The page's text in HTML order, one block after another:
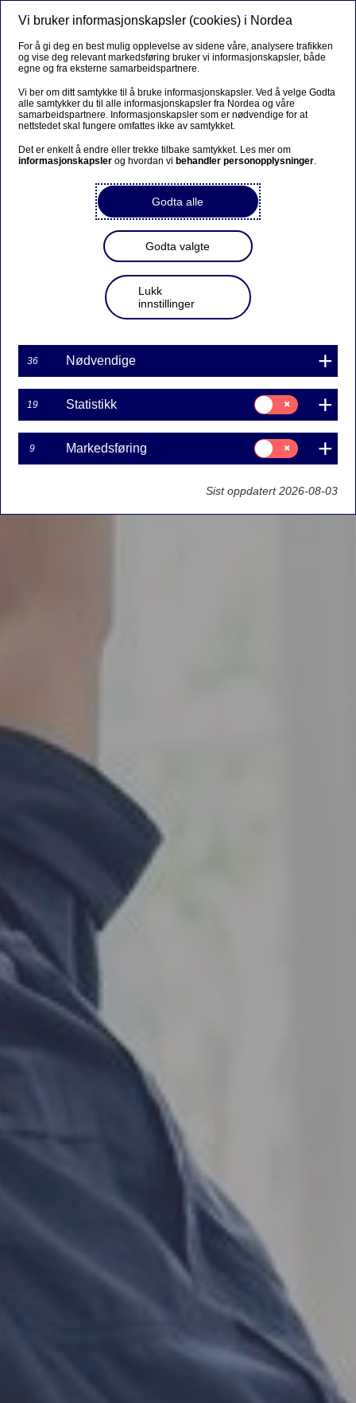
Vi bruker informasjonskapsler (cookies) i Nordea
For å gi deg en best mulig opplevelse av sidene våre, analysere trafikken
og vise deg relevant markedsføring bruker vi informasjonskapsler, både
egne og fra eksterne samarbeidspartnere.
Vi ber om ditt samtykke til å bruke informasjonskapsler. Ved å velge Godta
alle samtykker du til alle informasjonskapsler fra Nordea og våre
samarbeidspartnere. Informasjonskapsler som er nødvendige for at
nettstedet skal fungere omfattes ikke av samtykket.
Det er enkelt å endre eller trekke tilbake samtykket. Les mer om
informasjonskapsler og hvordan vi behandler personopplysninger.
Godta alle
Godta valgte
Lukk
innstillinger
36 Nødvendige
19 Statistikk
Samtykke
til:
Statistikk
9 Markedsføring
Samtykke
til:
Markedsføring
Sist oppdatert 2026-08-03